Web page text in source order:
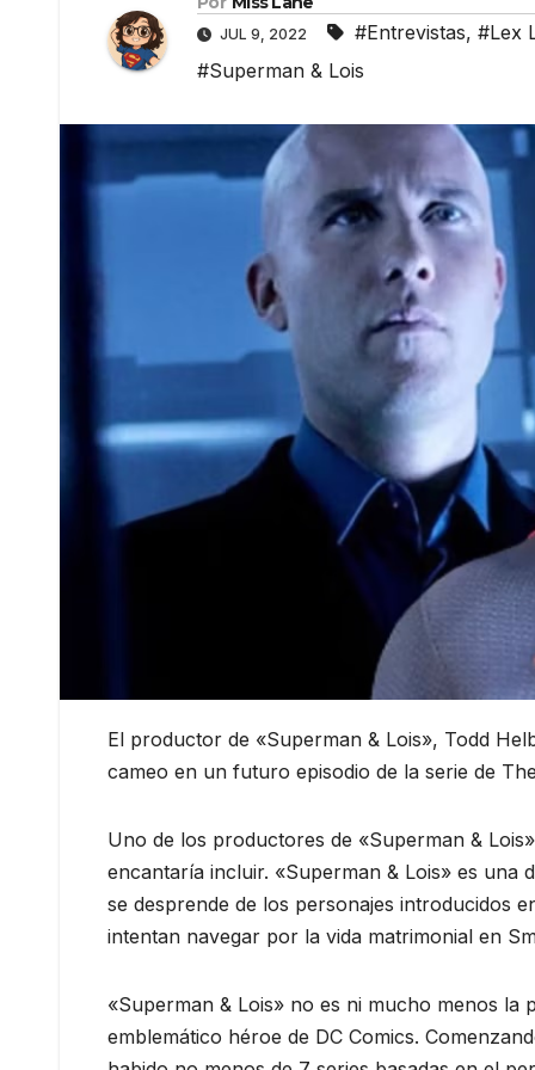
JUL 9, 2022 #Entrevistas, #Lex
#Superman & Lois
El productor de «Superman & Lois», Todd
cameo en un futuro episodio de la serie de
Uno de los productores de «Superman &
encantaría incluir. «Superman & Lois» es una
se desprende de los personajes introducidos
intentan navegar por la vida matrimonial en
«Superman & Lois» no es ni mucho menos la
emblemático héroe de DC Comics.